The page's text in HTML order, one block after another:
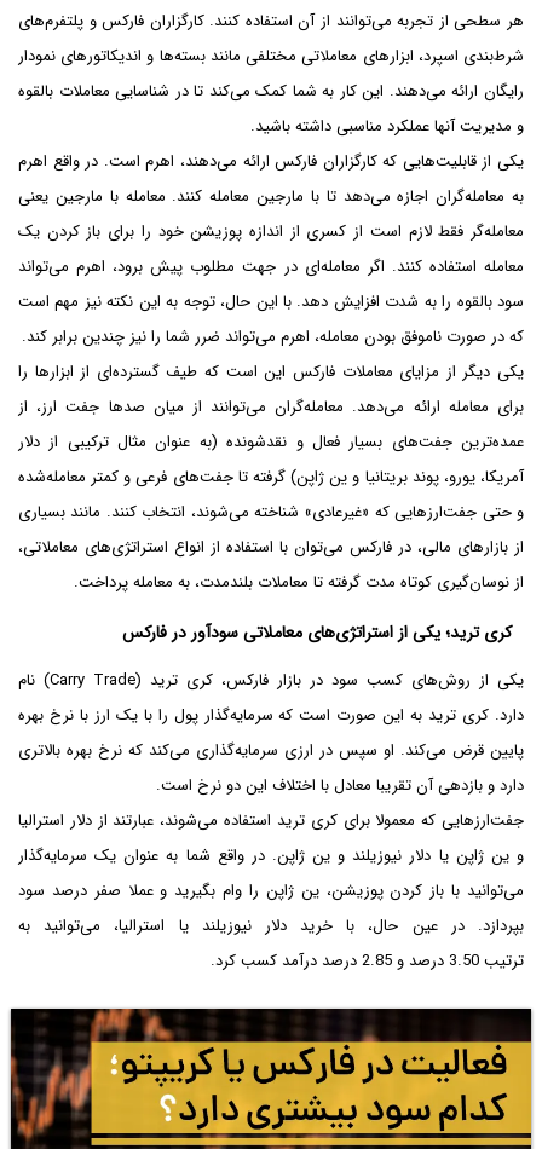
هر سطحی از تجربه می‌توانند از آن استفاده کنند. کارگزاران فارکس و پلتفرم‌های
شرط‌بندی اسپرد، ابزارهای معاملاتی مختلفی مانند بسته‌ها و اندیکاتورهای نمودار
رایگان ارائه می‌دهند. این کار به شما کمک می‌کند تا در شناسایی معاملات بالقوه
و مدیریت آنها عملکرد مناسبی داشته باشید.
یکی از قابلیت‌هایی که کارگزاران فارکس ارائه می‌دهند، اهرم است. در واقع اهرم
به معامله‌گران اجازه می‌دهد تا با مارجین معامله کنند. معامله با مارجین یعنی
معامله‌گر فقط لازم است از کسری از اندازه پوزیشن خود را برای باز کردن یک
معامله استفاده کنند. اگر معامله‌ای در جهت مطلوب پیش برود، اهرم می‌تواند
سود بالقوه را به شدت افزایش دهد. با این حال، توجه به این نکته نیز مهم است
که در صورت ناموفق بودن معامله، اهرم می‌تواند ضرر شما را نیز چندین برابر کند.
یکی دیگر از مزایای معاملات فارکس این است که طیف گسترده‌ای از ابزارها را
برای معامله ارائه می‌دهد. معامله‌گران می‌توانند از میان صدها جفت ارز، از
عمده‌ترین جفت‌های بسیار فعال و نقدشونده (به عنوان مثال ترکیبی از دلار
آمریکا، یورو، پوند بریتانیا و ین ژاپن) گرفته تا جفت‌های فرعی و کمتر معامله‌شده
و حتی جفت‌ارزهایی که «غیرعادی» شناخته می‌شوند، انتخاب کنند. مانند بسیاری
از بازارهای مالی، در فارکس می‌توان با استفاده از انواع استراتژی‌های معاملاتی،
از نوسان‌گیری کوتاه مدت گرفته تا معاملات بلندمدت، به معامله پرداخت.
کری ترید؛ یکی از استراتژی‌های معاملاتی سودآور در فارکس
یکی از روش‌های کسب سود در بازار فارکس، کری ترید (Carry Trade) نام
دارد. کری ترید به این صورت است که سرمایه‌گذار پول را با یک ارز با نرخ بهره
پایین قرض می‌کند. او سپس در ارزی سرمایه‌گذاری می‌کند که نرخ بهره بالاتری
دارد و بازدهی آن تقریبا معادل با اختلاف این دو نرخ است.
جفت‌ارزهایی که معمولا برای کری ترید استفاده می‌شوند، عبارتند از دلار استرالیا
و ین ژاپن یا دلار نیوزیلند و ین ژاپن. در واقع شما به عنوان یک سرمایه‌گذار
می‌توانید با باز کردن پوزیشن، ین ژاپن را وام بگیرید و عملا صفر درصد سود
بپردازد. در عین حال، با خرید دلار نیوزیلند یا استرالیا، می‌توانید به
ترتیب 3.50 درصد و 2.85 درصد درآمد کسب کرد.